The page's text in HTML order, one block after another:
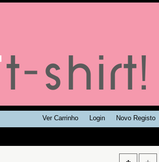
Ver Carrinho Login Novo Registo